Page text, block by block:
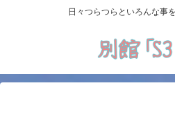
日々つらつらといろんな事